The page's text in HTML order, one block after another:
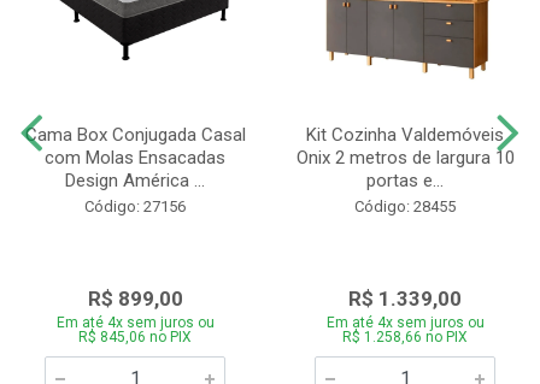
Cama Box Conjugada Casal
com Molas Ensacadas
Design América ...
Código: 27156
R$ 899,00
Em até 4x sem juros ou
R$ 845,06 no PIX
Kit Cozinha Valdemóveis
Onix 2 metros de largura 10
portas e...
Código: 28455
R$ 1.339,00
Em até 4x sem juros ou
R$ 1.258,66 no PIX